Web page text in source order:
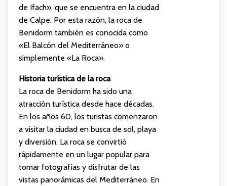
de Ifach», que se encuentra en la ciudad
de Calpe. Por esta razón, la roca de
Benidorm también es conocida como
«El Balcón del Mediterráneo» o
simplemente «La Roca».
Historia turística de la roca
La roca de Benidorm ha sido una
atracción turística desde hace décadas.
En los años 60, los turistas comenzaron
a visitar la ciudad en busca de sol, playa
y diversión. La roca se convirtió
rápidamente en un lugar popular para
tomar fotografías y disfrutar de las
vistas panorámicas del Mediterráneo. En